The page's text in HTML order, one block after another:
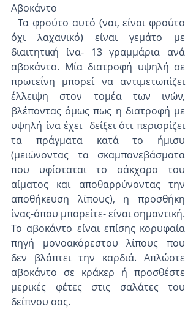
Αβοκάντο
  Τα φρούτο αυτό (ναι, είναι φρούτο
όχι λαχανικό) είναι γεμάτο με
διαιτητική ίνα- 13 γραμμάρια ανά
αβοκάντο. Μία διατροφή υψηλή σε
πρωτεΐνη μπορεί να αντιμετωπίζει
έλλειψη στον τομέα των ινών,
βλέποντας όμως πως η διατροφή με
υψηλή ίνα έχει  δείξει ότι περιορίζει
τα πράγματα κατά το ήμισυ
(μειώνοντας τα σκαμπανεβάσματα
που υφίσταται το σάκχαρο του
αίματος και αποθαρρύνοντας την
αποθήκευση λίπους), η προσθήκη
ίνας-όπου μπορείτε- είναι σημαντική.
Το αβοκάντο είναι επίσης κορυφαία
πηγή μονοακόρεστου λίπους που
δεν βλάπτει την καρδιά. Απλώστε
αβοκάντο σε κράκερ ή προσθέστε
μερικές φέτες στις σαλάτες του
δείπνου σας.